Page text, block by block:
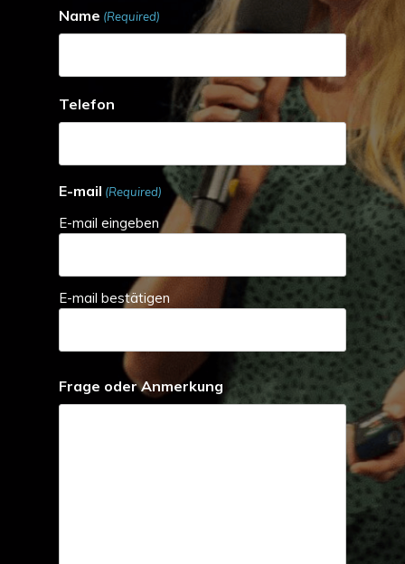
Name (Required)
Telefon
E-mail (Required)
E-mail eingeben
E-mail bestätigen
Frage oder Anmerkung